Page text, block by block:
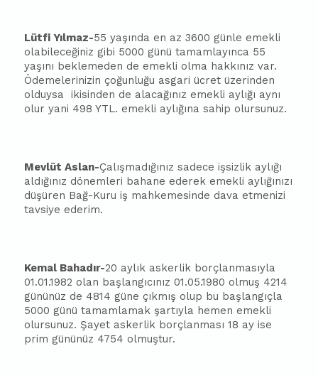
Lütfi Yılmaz-55 yaşında en az 3600 günle emekli
olabileceğiniz gibi 5000 günü tamamlayınca 55
yaşını beklemeden de emekli olma hakkınız var.
Ödemelerinizin çoğunluğu asgari ücret üzerinden
olduysa
ikisinden de alacağınız emekli aylığı aynı
olur yani 498 YTL. emekli aylığına sahip olursunuz.
Mevlüt Aslan-Çalışmadığınız sadece işsizlik aylığı
aldığınız dönemleri bahane ederek emekli aylığınızı
düşüren Bağ-Kuru iş mahkemesinde dava etmenizi
tavsiye ederim.
Kemal Bahadır-20 aylık askerlik borçlanmasıyla
01.01.1982 olan başlangıcınız 01.05.1980 olmuş 4214
gününüz de 4814 güne çıkmış olup bu başlangıçla
5000 günü tamamlamak şartıyla hemen emekli
olursunuz. Şayet askerlik borçlanması 18 ay ise
prim gününüz 4754 olmuştur.